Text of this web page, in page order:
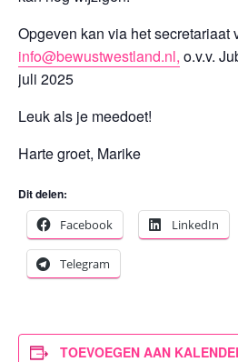
Opgeven kan via het secretariaat
info@bewustwestland.nl, o.v.v.
juli 2025
Leuk als je meedoet!
Harte groet, Marike
Dit delen:
Facebook
LinkedIn
Telegram
TOEVOEGEN AAN